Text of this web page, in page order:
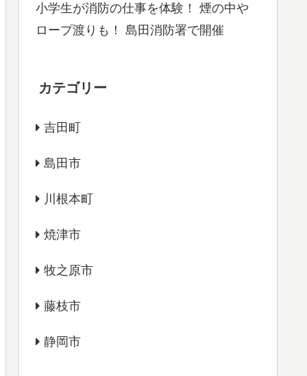
小学生が消防の仕事を体験！ 煙の中や
ロープ渡りも！ 島田消防署で開催
カテゴリー
吉田町
島田市
川根本町
焼津市
牧之原市
藤枝市
静岡市